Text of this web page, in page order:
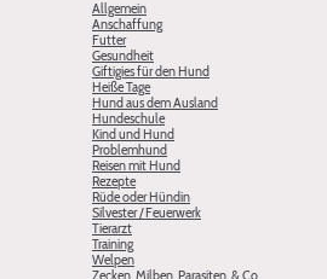
Allgemein
Anschaffung
Futter
Gesundheit
Giftigies für den Hund
Heiße Tage
Hund aus dem Ausland
Hundeschule
Kind und Hund
Problemhund
Reisen mit Hund
Rezepte
Rüde oder Hündin
Silvester / Feuerwerk
Tierarzt
Training
Welpen